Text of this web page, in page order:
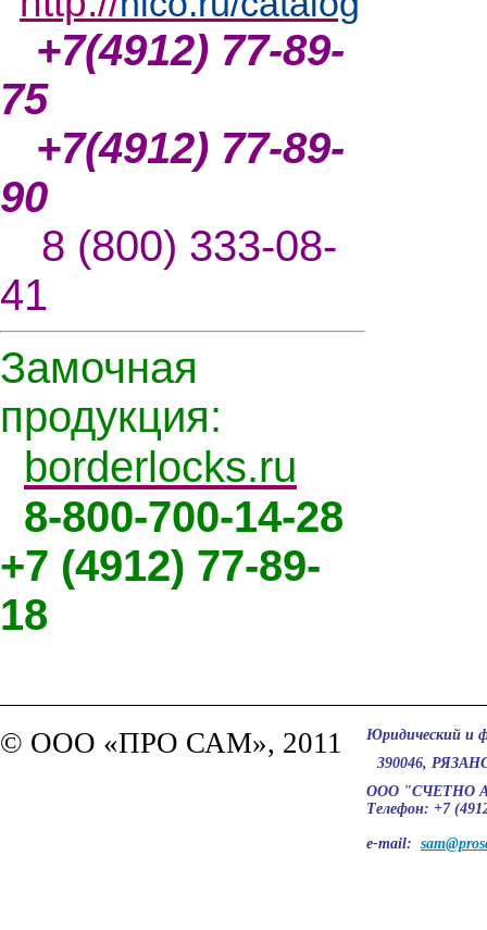
+7(4912) 77-89-
75
+7(4912) 77-89-
90
8 (800) 333-08-
41
Замочная
продукция:
borderlocks.ru
8-800-700-14-28
+7 (4912) 77-89-
18
© ООО «ПРО САМ», 2011
Юридический и
390046,
ООО "СЧЕТНО
Телефон: +7
e-mail: